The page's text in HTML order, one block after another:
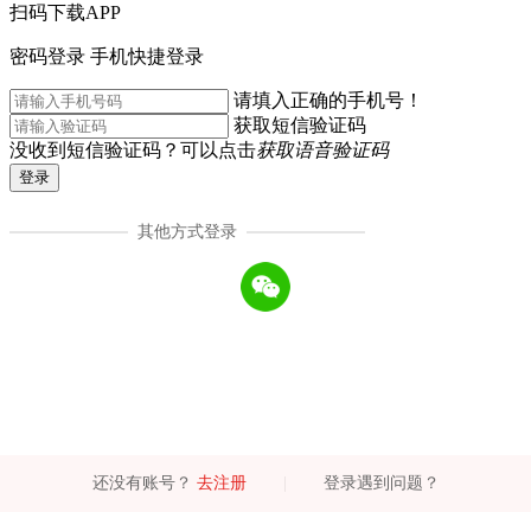
扫码下载APP
密码登录 手机快捷登录
请填入正确的手机号！
获取短信验证码
没收到短信验证码？可以点击获取语音验证码
登录
其他方式登录
还没有账号？ 去注册 登录遇到问题？